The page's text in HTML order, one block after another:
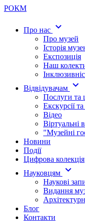
РОКМ
Про нас expand_more
Про музей
Історія
Експозиція
Наш
Відвідувачам expand_more
Послуги та
Екскурсії
Відео
Віртуальні
"Музейні
Новини
Події
Цифрова колекція
Науковцям expand_more
Наукові
Видання
Блог
Контакти